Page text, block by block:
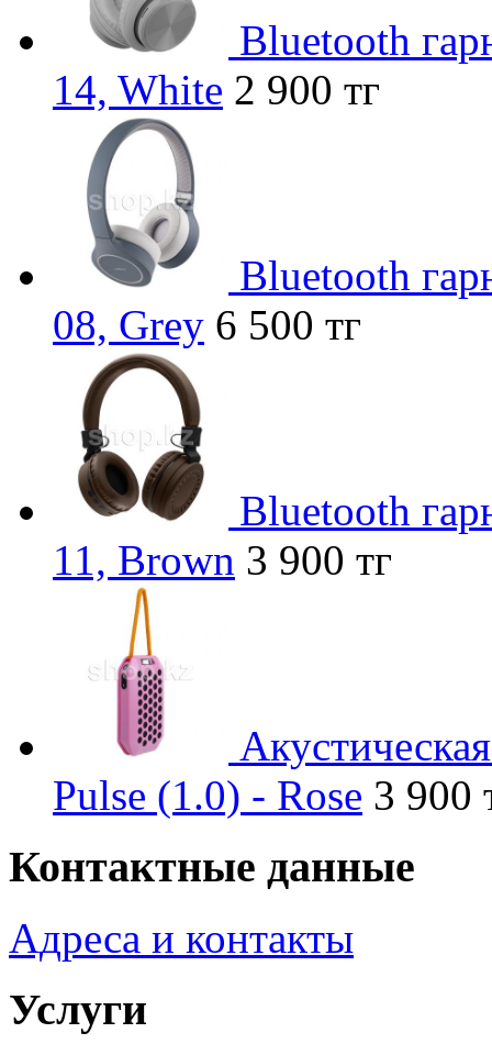
Bluetooth
14, White 2 900 тг
Bluetooth
08, Grey 6 500 тг
Bluetooth
11, Brown 3 900 тг
Pulse (1.0) - Rose 3 900
Контактные данные
Адреса и контакты
Услуги